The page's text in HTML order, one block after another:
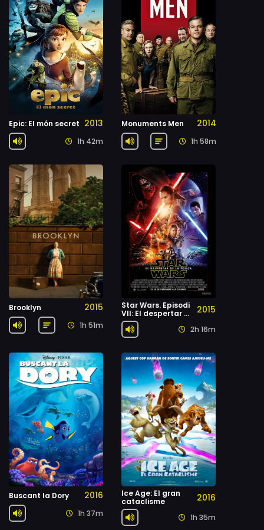
Epic: El món secret 2013
1h 42m
Monuments Men 2014
1h 58m
Brooklyn 2015
1h 51m
Star Wars. Episodi
VII: El despertar de
la força
2015
2h 16m
Buscant la Dory 2016
1h 37m
Ice Age: El gran
cataclisme
2016
1h 35m